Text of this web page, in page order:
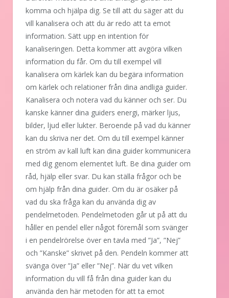
komma och hjälpa dig. Se till att du säger att du
vill kanalisera och att du är redo att ta emot
information. Sätt upp en intention för
kanaliseringen. Detta kommer att avgöra vilken
information du får. Om du till exempel vill
kanalisera om kärlek kan du begära information
om kärlek och relationer från dina andliga guider.
Kanalisera och notera vad du känner och ser. Du
kanske känner dina guiders energi, märker ljus,
bilder, ljud eller lukter. Beroende på vad du känner
kan du skriva ner det. Om du till exempel känner
en ström av kall luft kan dina guider kommunicera
med dig genom elementet luft. Be dina guider om
råd, hjälp eller svar. Du kan ställa frågor och be
om hjälp från dina guider. Om du är osäker på
vad du ska fråga kan du använda dig av
pendelmetoden. Pendelmetoden går ut på att du
håller en pendel eller något föremål som svänger
i en pendelrörelse över en tavla med ”Ja”, ”Nej”
och ”Kanske” skrivet på den. Pendeln kommer att
svänga över ”Ja” eller ”Nej”. När du vet vilken
information du vill få från dina guider kan du
använda den här metoden för att ta emot